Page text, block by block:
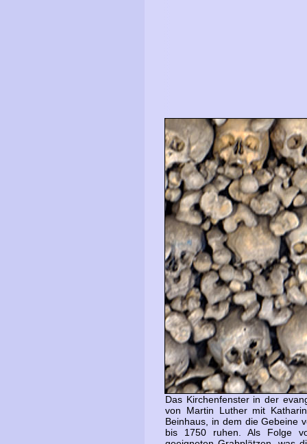
Das Kirchenfenster in der
von Martin Luther mit
Beinhaus, in dem die Gebeine
bis 1750 ruhen. Als Folge